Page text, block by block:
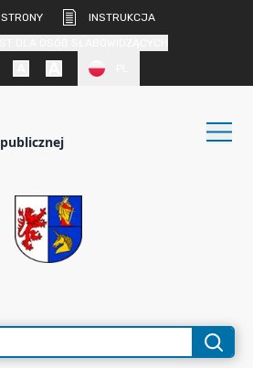
INSTRUKCJA